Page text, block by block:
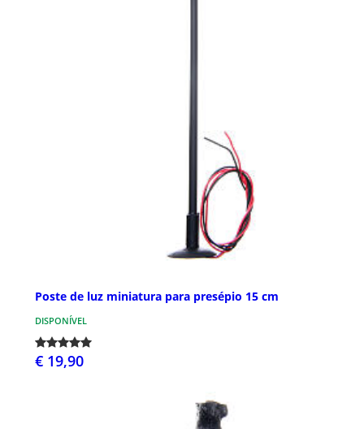
Poste de luz miniatura para presépio 15 cm
DISPONÍVEL
€ 19,90